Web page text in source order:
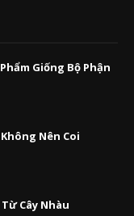
Giống Bộ Phận
Nên Coi
Cây Nhàu